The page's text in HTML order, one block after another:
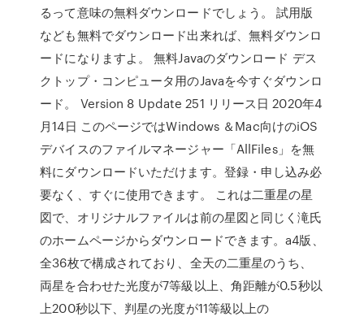
るって意味の無料ダウンロードでしょう。 試用版
なども無料でダウンロード出来れば、無料ダウンロ
ードになりますよ。 無料Javaのダウンロード デス
クトップ・コンピュータ用のJavaを今すぐダウンロ
ード。 Version 8 Update 251 リリース日 2020年4
月14日 このページではWindows ＆Mac向けのiOS
デバイスのファイルマネージャー「AllFiles」を無
料にダウンロードいただけます。登録・申し込み必
要なく、すぐに使用できます。 これは二重星の星
図で、オリジナルファイルは前の星図と同じく滝氏
のホームページからダウンロードできます。a4版、
全36枚で構成されており、全天の二重星のうち、
両星を合わせた光度が7等級以上、角距離が0.5秒以
上200秒以下、判星の光度が11等級以上の